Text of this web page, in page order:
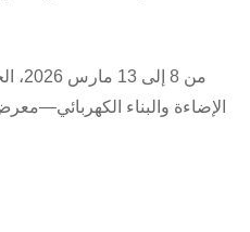
من 8
الإضاءة والبناء